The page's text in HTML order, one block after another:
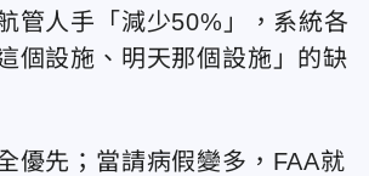
管人手「減少50%」，系統各
個設施、明天那個設施」的缺
優先；當請病假變多，FAA就